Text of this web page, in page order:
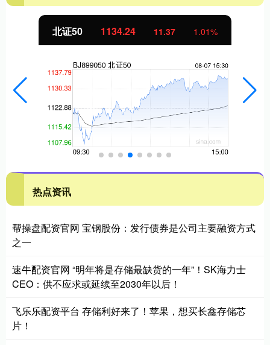
北证50 1134.24 11.37 1.01%
热点资讯
帮操盘配资官网 宝钢股份：发行债券是公司主要融资方式
之一
速牛配资官网 “明年将是存储最缺货的一年”！SK海力士
CEO：供不应求或延续至2030年以后！
飞乐乐配资平台 存储利好来了！苹果，想买长鑫存储芯
片！